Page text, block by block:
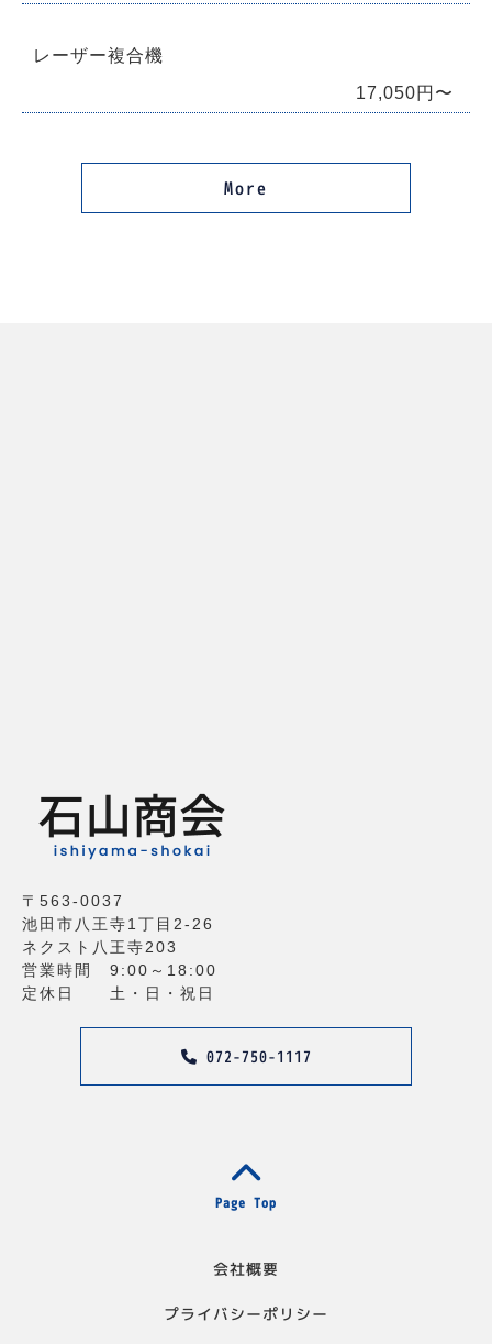
レーザー複合機
17,050円〜
More
〒563-0037
池田市八王寺1丁目2-26
ネクスト八王寺203
営業時間 9:00～18:00
定休日 土・日・祝日
072-750-1117
Page Top
会社概要
プライバシーポリシー